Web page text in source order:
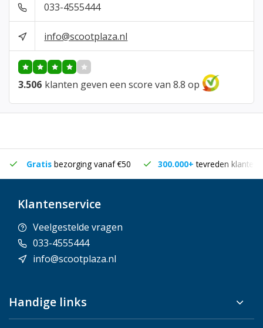
033-4555444
info@scootplaza.nl
3.506 klanten geven een score van 8.8 op
Gratis bezorging vanaf €50 300.000+tevreden klanten
Klantenservice
Veelgestelde vragen
033-4555444
info@scootplaza.nl
Handige links